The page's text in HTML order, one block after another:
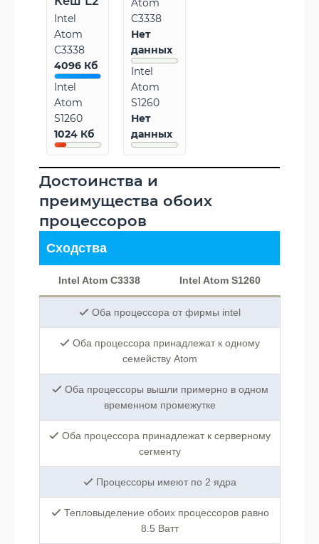
Intel
Atom
C3338
4096 Кб
Intel
Atom
S1260
1024 Кб
Atom
C3338
Нет
данных
Intel
Atom
S1260
Нет
данных
Достоинства и
преимущества обоих
процессоров
Сходства
Intel Atom C3338 Intel Atom S1260
Оба процессора от фирмы intel
Оба процессора принадлежат к одному
семейству Atom
Оба процессоры вышли примерно в одном
временном промежутке
Оба процессора принадлежат к серверному
сегменту
Процессоры имеют по 2 ядра
Тепловыделение обоих процессоров равно
8.5 Ватт